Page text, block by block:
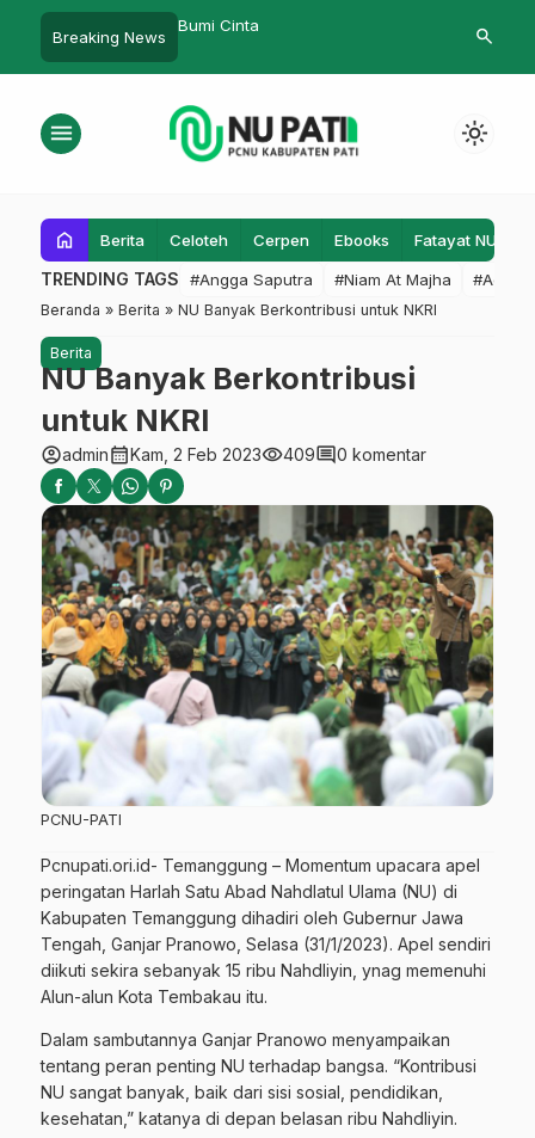
Breaking News
Bumi Cinta
KH. Zuhdi
search
menu light_mode
home Berita Celoteh Cerpen Ebooks Fatayat NU
TRENDING TAGS #Angga Saputra #Niam At Majha #Admin
Beranda » Berita » NU Banyak Berkontribusi untuk NKRI
Berita
NU Banyak Berkontribusi
untuk NKRI
account_circleadmincalendar_monthKam, 2 Feb 2023visibility409comment0 komentar
PCNU-PATI
Pcnupati.ori.id- Temanggung – Momentum upacara apel
peringatan Harlah Satu Abad Nahdlatul Ulama (NU) di
Kabupaten Temanggung dihadiri oleh Gubernur Jawa
Tengah, Ganjar Pranowo, Selasa (31/1/2023). Apel sendiri
diikuti sekira sebanyak 15 ribu Nahdliyin, ynag memenuhi
Alun-alun Kota Tembakau itu.
Dalam sambutannya Ganjar Pranowo menyampaikan
tentang peran penting NU terhadap bangsa. “Kontribusi
NU sangat banyak, baik dari sisi sosial, pendidikan,
kesehatan,” katanya di depan belasan ribu Nahdliyin.